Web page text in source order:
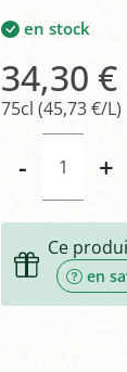
en stock
34,30 €
75cl (45,73 €/L)
- +
Ce
en